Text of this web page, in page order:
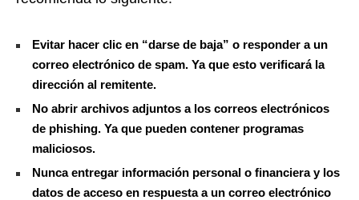
Evitar hacer clic en “darse de baja” o responder a un
correo electrónico de spam. Ya que esto verificará la
dirección al remitente.
No abrir archivos adjuntos a los correos electrónicos
de phishing. Ya que pueden contener programas
maliciosos.
Nunca entregar información personal o financiera y los
datos de acceso en respuesta a un correo electrónico